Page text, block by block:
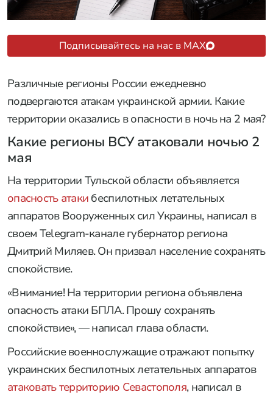
Подписывайтесь на нас в MAX
Различные регионы России ежедневно
подвергаются атакам украинской армии. Какие
территории оказались в опасности в ночь на 2 мая?
Какие регионы ВСУ атаковали ночью 2
мая
На территории Тульской области объявляется
опасность атаки беспилотных летательных
аппаратов Вооруженных сил Украины, написал в
своем Telegram-канале губернатор региона
Дмитрий Миляев. Он призвал население сохранять
спокойствие.
«Внимание! На территории региона объявлена
опасность атаки БПЛА. Прошу сохранять
спокойствие», — написал глава области.
Российские военнослужащие отражают попытку
украинских беспилотных летательных аппаратов
атаковать территорию Севастополя, написал в